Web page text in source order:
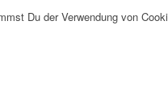
Du der Verwendung von